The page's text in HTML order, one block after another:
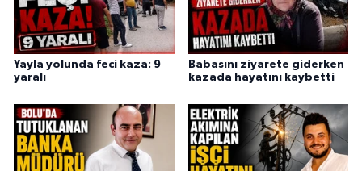
Yayla yolunda feci kaza: 9
yaralı
Babasını ziyarete giderken
kazada hayatını kaybetti